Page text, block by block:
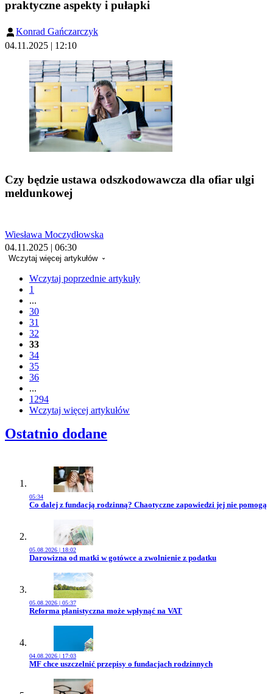
praktyczne aspekty i pułapki
Konrad Gańczarczyk
04.11.2025 | 12:10
Czy będzie ustawa odszkodowawcza dla ofiar ulgi
meldunkowej
Wiesława Moczydłowska
04.11.2025 | 06:30
Wczytaj więcej artykułów
Wczytaj poprzednie artykuły
1
...
30
31
32
33
34
35
36
...
1294
Wczytaj więcej artykułów
Ostatnio dodane
05:34
Przejdź do artykułu:
Co dalej z fundacją rodzinną? Chaotyczne zapowiedzi jej nie pomogą
05.08.2026 | 18:02
Przejdź do artykułu:
Darowizna od matki w gotówce a zwolnienie z podatku
05.08.2026 | 05:37
Przejdź do artykułu:
Reforma planistyczna może wpłynąć na VAT
04.08.2026 | 17:03
Przejdź do artykułu:
MF chce uszczelnić przepisy o fundacjach rodzinnych